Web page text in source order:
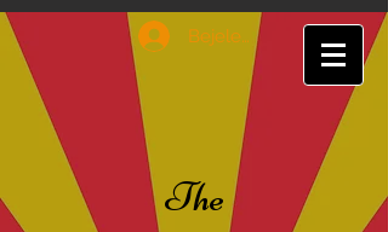
Bejelentkezés
The